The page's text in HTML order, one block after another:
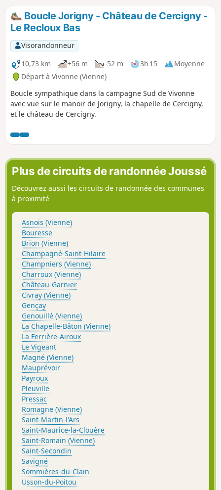
Boucle Jorigny - Château de Cercigny -
Le Recloux Bas
Visorandonneur
10,73 km
+56 m -52 m 3h 15
Moyenne
Départ à Vivonne (Vienne)
Boucle sympathique dans la campagne Sud de Vivonne
avec vue sur le manoir de Jorigny, la chapelle de Cercigny,
et le château de Cercigny.
Plus de circuits de randonnée Joussé
Découvrez aussi les circuits de randonnée des communes
à proximité
Asnois (Vienne)
Bouresse
Brion (Vienne)
Champagné-Saint-Hilaire
Champniers (Vienne)
Charroux (Vienne)
Château-Garnier
Civray (Vienne)
Gençay
Genouillé (Vienne)
La Chapelle-Bâton (Vienne)
La Ferrière-Airoux
Le Vigeant
Magné (Vienne)
Mauprévoir
Payroux
Pleuville
Pressac
Romagne (Vienne)
Saint-Martin-l'Ars
Saint-Maurice-la-Clouère
Saint-Romain (Vienne)
Saint-Secondin
Savigné
Sommières-du-Clain
Usson-du-Poitou